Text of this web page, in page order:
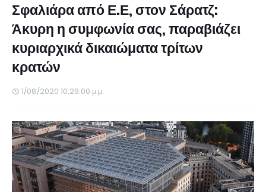
Σφαλιάρα από Ε.Ε, στον Σάρατζ:
Άκυρη η συμφωνία σας, παραβιάζει
κυριαρχικά δικαιώματα τρίτων
κρατών
1/08/2020 10:29:00 μ.μ.